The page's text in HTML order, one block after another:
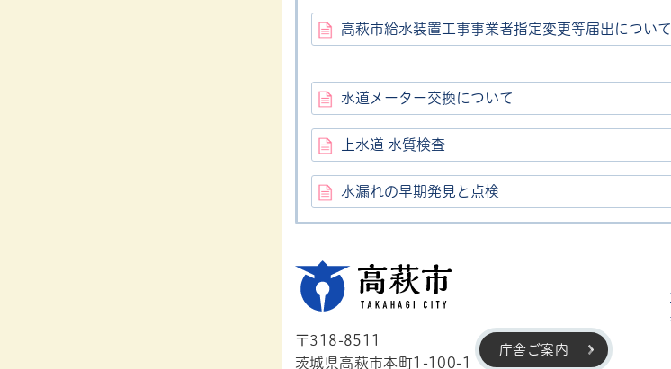
高萩市給水装置工事事業者指定変更等届出について
水道メーター交換について
上水道 水質検査
水漏れの早期発見と点検
〒318-8511
茨城県高萩市本町1-100-1
庁舎ご案内